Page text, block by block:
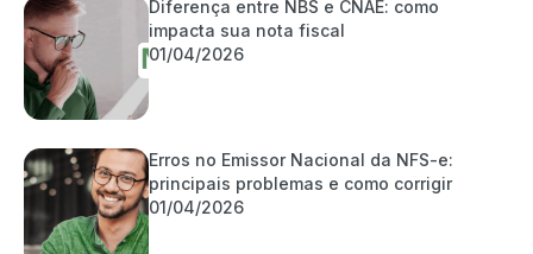
Diferença entre NBS e CNAE: como
impacta sua nota fiscal
01/04/2026
Erros no Emissor Nacional da NFS-e:
principais problemas e como corrigir
01/04/2026